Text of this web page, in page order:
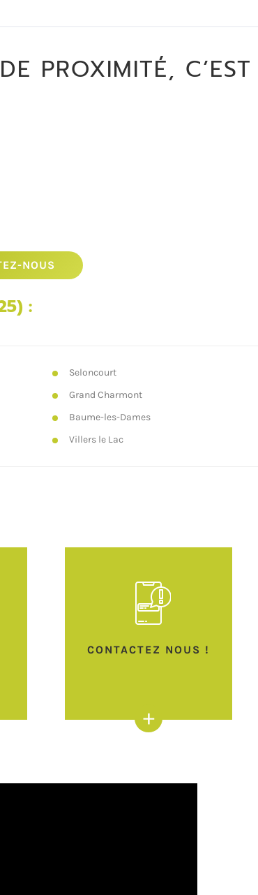
PROXIMITÉ,
NOUS
:
Seloncourt
Grand Charmont
Baume-les-Dames
Villers le Lac
CONTACTEZ NOUS !
+